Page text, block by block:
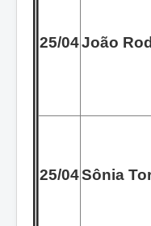
25/04João
25/04Sônia